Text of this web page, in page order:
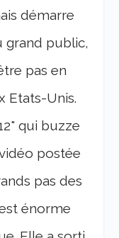
démarre
grand public,
pas en
Etats-Unis.
qui buzze
postée
pas des
énorme